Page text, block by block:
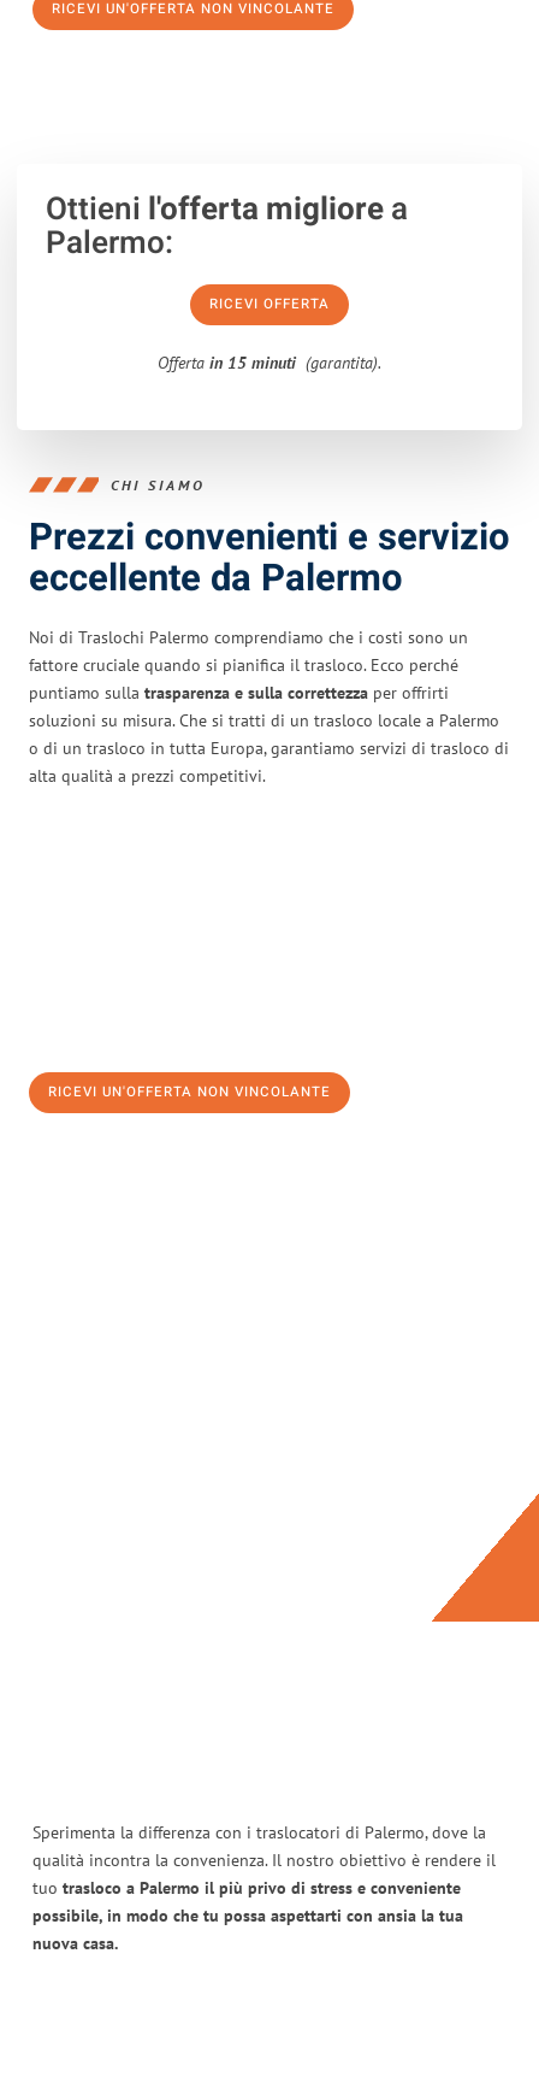
RICEVI UN'OFFERTA NON VINCOLANTE
Ottieni l'offerta migliorea
Palermo:
RICEVI OFFERTA
Offerta in 15 minuti (garantita).
CHI SIAMO
Prezzi convenienti e servizio
eccellente da Palermo
Noi di Traslochi Palermo comprendiamo che i costi sono un
fattore cruciale quando si pianifica il trasloco. Ecco perché
puntiamo sulla trasparenza e sulla correttezza per offrirti
soluzioni su misura. Che si tratti di un trasloco locale a Palermo
o di un trasloco in tutta Europa, garantiamo servizi di trasloco di
alta qualità a prezzi competitivi.
RICEVI UN'OFFERTA NON VINCOLANTE
Sperimenta la differenza con i traslocatori di Palermo, dove la
qualità incontra la convenienza. Il nostro obiettivo è rendere il
tuo trasloco a Palermo il più privo di stress e conveniente
possibile, in modo che tu possa aspettarti con ansia la tua
nuova casa.